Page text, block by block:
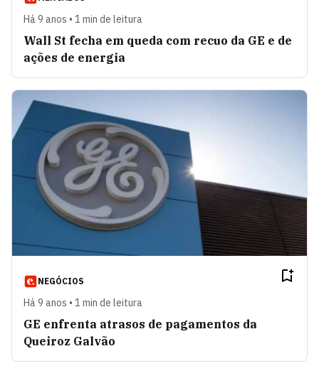
Há 9 anos • 1 min de leitura
Wall St fecha em queda com recuo da GE e de
ações de energia
NEGÓCIOS
Há 9 anos • 1 min de leitura
GE enfrenta atrasos de pagamentos da
Queiroz Galvão